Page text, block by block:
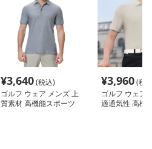
¥3,640(税込)
ゴルフ ウェア メンズ 上
質素材 高機能スポーツ
¥3,960(税
ゴルフ ウェア
適通気性 高機